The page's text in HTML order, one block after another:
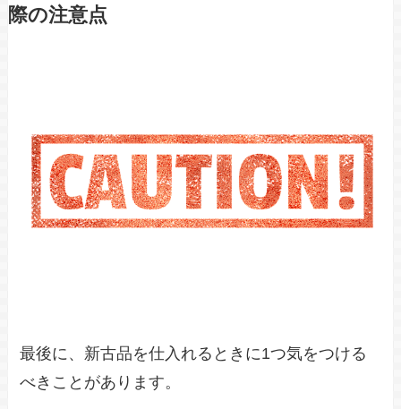
際の注意点
最後に、新古品を仕入れるときに1つ気をつける
べきことがあります。